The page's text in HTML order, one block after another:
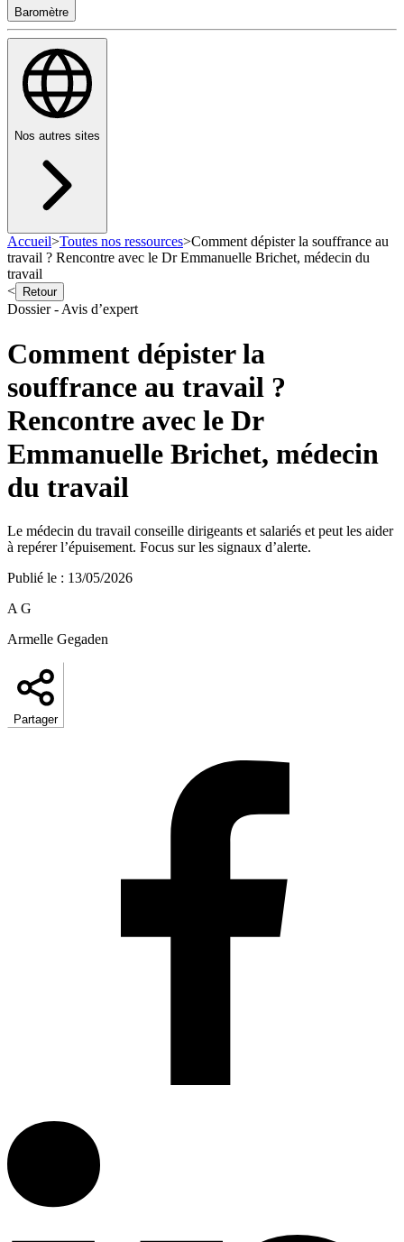
Baromètre
Nos autres sites
Accueil>Toutes nos ressources>Comment dépister la souffrance au
travail ? Rencontre avec le Dr Emmanuelle Brichet, médecin du
travail
<
Retour
Dossier - Avis d’expert
Comment dépister la
souffrance au travail ?
Rencontre avec le Dr
Emmanuelle Brichet, médecin
du travail
Le médecin du travail conseille dirigeants et salariés et peut les aider
à repérer l’épuisement. Focus sur les signaux d’alerte.
Publié le : 13/05/2026
A G
Armelle Gegaden
Partager